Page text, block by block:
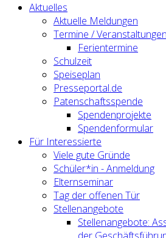
Aktuelles
Aktuelle Meldungen
Termine / Veranstaltungen
Ferientermine
Schulzeit
Speiseplan
Presseportal.de
Patenschaftsspende
Spendenprojekte
Spendenformular
Für Interessierte
Viele gute Gründe
Schüler*in - Anmeldung
Elternseminar
Tag der offenen Tür
Stellenangebote
Stellenangebote: